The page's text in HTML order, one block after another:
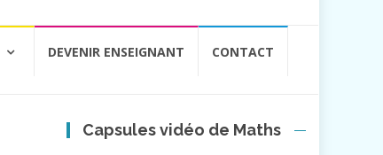
DEVENIR ENSEIGNANT CONTACT
Capsules vidéo de Maths